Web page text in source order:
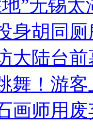
”无锡
身胡同
大陆台
舞！游客
画师用